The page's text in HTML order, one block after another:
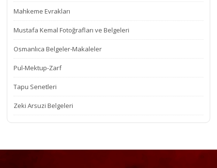
Mahkeme Evrakları
Mustafa Kemal Fotoğrafları ve Belgeleri
Osmanlıca Belgeler-Makaleler
Pul-Mektup-Zarf
Tapu Senetleri
Zeki Arsuzi Belgeleri